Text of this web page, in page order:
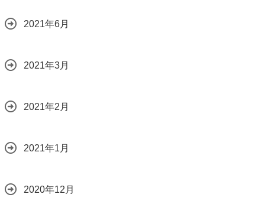
2021年6月
2021年3月
2021年2月
2021年1月
2020年12月